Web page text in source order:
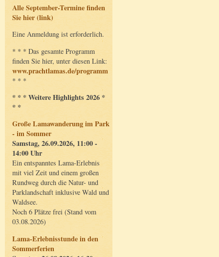
Alle September-Termine finden
Sie hier (link)
Eine Anmeldung ist erforderlich.
* * * Das gesamte Programm
finden Sie hier, unter diesen Link:
www.prachtlamas.de/programm
* * *
* * * Weitere Highlights 2026 *
* *
Große Lamawanderung im Park
- im Sommer
Samstag, 26.09.2026, 11:00 -
14:00 Uhr
Ein entspanntes Lama-Erlebnis
mit viel Zeit und einem großen
Rundweg durch die Natur- und
Parklandschaft inklusive Wald und
Waldsee.
Noch 6 Plätze frei (Stand vom
03.08.2026)
Lama-Erlebnisstunde in den
Sommerferien